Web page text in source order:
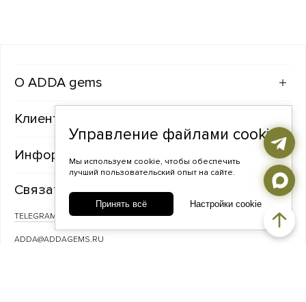
ADDA gems
Клиентам
Информация
Связаться с нами
TELEGRAM ВКОНТАКТЕ
ADDA@ADDAGEMS.RU
Управление файлами cookie
Мы используем cookie, чтобы обеспечить
лучший пользовательский опыт на сайте.
Принять всё Настройки cookie